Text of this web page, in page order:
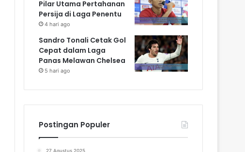
Pilar Utama Pertahanan
Persija di Laga Penentu
4 hari ago
Sandro Tonali Cetak Gol
Cepat dalam Laga
Panas Melawan Chelsea
5 hari ago
Postingan Populer
27 Agustus 2025